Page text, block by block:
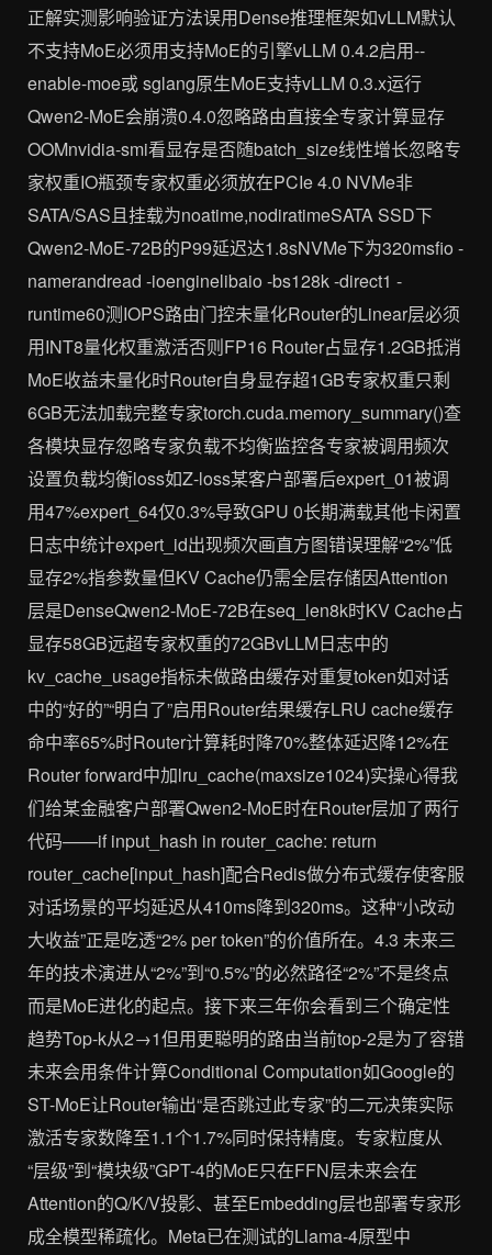
正解实测影响验证方法误用Dense推理框架如vLLM默认
不支持MoE必须用支持MoE的引擎vLLM 0.4.2启用--
enable-moe或 sglang原生MoE支持vLLM 0.3.x运行
Qwen2-MoE会崩溃0.4.0忽略路由直接全专家计算显存
OOMnvidia-smi看显存是否随batch_size线性增长忽略专
家权重IO瓶颈专家权重必须放在PCIe 4.0 NVMe非
SATA/SAS且挂载为noatime,nodiratimeSATA SSD下
Qwen2-MoE-72B的P99延迟达1.8sNVMe下为320msfio -
namerandread -ioenginelibaio -bs128k -direct1 -
runtime60测IOPS路由门控未量化Router的Linear层必须
用INT8量化权重激活否则FP16 Router占显存1.2GB抵消
MoE收益未量化时Router自身显存超1GB专家权重只剩
6GB无法加载完整专家torch.cuda.memory_summary()查
各模块显存忽略专家负载不均衡监控各专家被调用频次
设置负载均衡loss如Z-loss某客户部署后expert_01被调
用47%expert_64仅0.3%导致GPU 0长期满载其他卡闲置
日志中统计expert_id出现频次画直方图错误理解“2%”低
显存2%指参数量但KV Cache仍需全层存储因Attention
层是DenseQwen2-MoE-72B在seq_len8k时KV Cache占
显存58GB远超专家权重的72GBvLLM日志中的
kv_cache_usage指标未做路由缓存对重复token如对话
中的“好的”“明白了”启用Router结果缓存LRU cache缓存
命中率65%时Router计算耗时降70%整体延迟降12%在
Router forward中加lru_cache(maxsize1024)实操心得我
们给某金融客户部署Qwen2-MoE时在Router层加了两行
代码——if input_hash in router_cache: return
router_cache[input_hash]配合Redis做分布式缓存使客服
对话场景的平均延迟从410ms降到320ms。这种“小改动
大收益”正是吃透“2% per token”的价值所在。4.3 未来三
年的技术演进从“2%”到“0.5%”的必然路径“2%”不是终点
而是MoE进化的起点。接下来三年你会看到三个确定性
趋势Top-k从2→1但用更聪明的路由当前top-2是为了容错
未来会用条件计算Conditional Computation如Google的
ST-MoE让Router输出“是否跳过此专家”的二元决策实际
激活专家数降至1.1个1.7%同时保持精度。专家粒度从
“层级”到“模块级”GPT-4的MoE只在FFN层未来会在
Attention的Q/K/V投影、甚至Embedding层也部署专家形
成全模型稀疏化。Meta已在测试的Llama-4原型中